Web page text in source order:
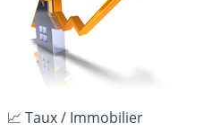
📈 Taux / Immobilier